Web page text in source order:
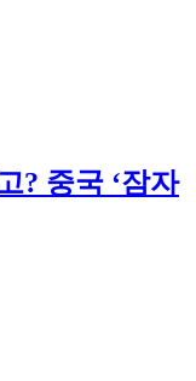
? 중국 ‘잠자